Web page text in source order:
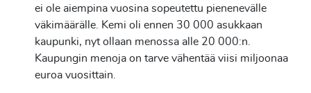
ei ole aiempina vuosina sopeutettu pienenevälle
väkimäärälle. Kemi oli ennen 30 000 asukkaan
kaupunki, nyt ollaan menossa alle 20 000:n.
Kaupungin menoja on tarve vähentää viisi miljoonaa
euroa vuosittain.